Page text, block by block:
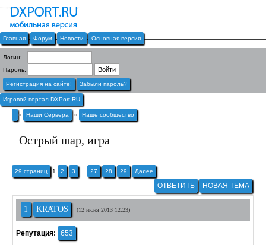
Главная Форум Новости Основная версия
Логин:
Пароль:
Регистрация на сайте! Забыли пароль?
Игровой портал DXPort.RU
» Наши Сервера » Наше сообщество
Острый шар, игра
29 страниц 1 2 3 27 28 29 Далее
ОТВЕТИТЬ НОВАЯ ТЕМА
1 KRATOS (12 июня 2013 12:23)
Репутация:
653